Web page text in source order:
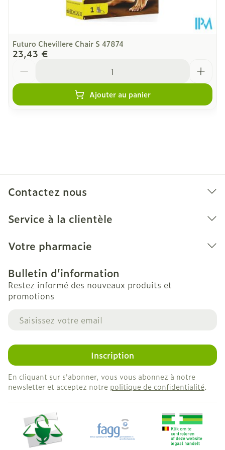
Futuro Chevillere Chair S 47874
23,43 €
Ajouter au panier
Contactez nous
Service à la clientèle
Votre pharmacie
Bulletin d’information
Restez informé des nouveaux produits et
promotions
Adresse mail
Inscription
En cliquant sur s'abonner, vous vous abonnez à notre
newsletter et acceptez notre politique de confidentialité.